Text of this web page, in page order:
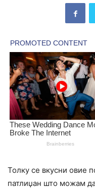
Толку се вкусни овие
патлиџан што можам